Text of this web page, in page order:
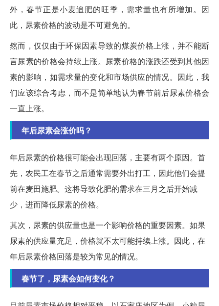
外，春节正是小麦追肥的旺季，需求量也有所增加。因
此，尿素价格的波动是不可避免的。
然而，仅仅由于环保因素导致的煤炭价格上涨，并不能断
言尿素的价格会持续上涨。尿素价格的涨跌还受到其他因
素的影响，如需求量的变化和市场供应的情况。因此，我
们应该综合考虑，而不是简单地认为春节前后尿素价格会
一直上涨。
年后尿素会涨价吗？
年后尿素的价格很可能会出现回落，主要有两个原因。首
先，农民工在春节之后通常需要外出打工，因此他们会提
前在麦田施肥。这将导致化肥的需求在三月之后开始减
少，进而降低尿素的价格。
其次，尿素的供应量也是一个影响价格的重要因素。如果
尿素的供应量充足，价格就不太可能持续上涨。因此，在
年后尿素价格回落是较为常见的情况。
春节了，尿素会如何变化？